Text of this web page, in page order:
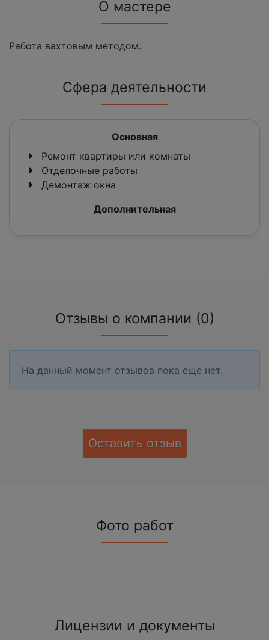
О мастере
Работа вахтовым методом.
Сфера деятельности
Основная
Ремонт квартиры или комнаты
Отделочные работы
Демонтаж окна
Дополнительная
Отзывы о компании (0)
На данный момент отзывов пока еще нет.
Оставить отзыв
Фото работ
Лицензии и документы